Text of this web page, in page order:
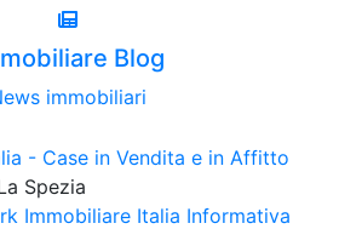
Blog
immobiliari
Spezia
Immobiliare Italia Informativa